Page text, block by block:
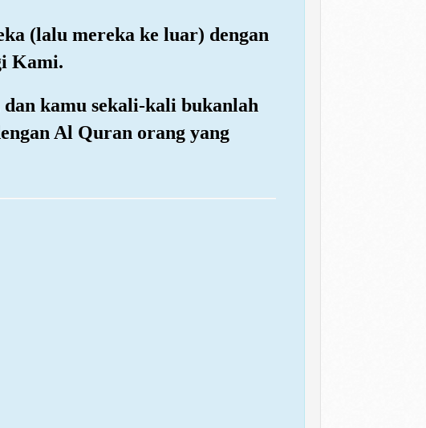
(lalu mereka ke luar) dengan
Kami.
kamu sekali-kali bukanlah
Al Quran orang yang